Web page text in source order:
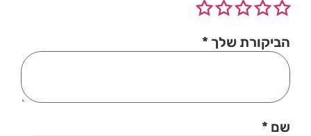
הביקורת שלך *
שם *